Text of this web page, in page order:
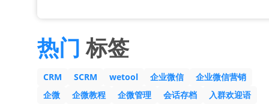
热门 标签
CRM SCRM wetool 企业微信
企业微信营销
企微
企微教程 企微管理 会话存档 入群欢迎语